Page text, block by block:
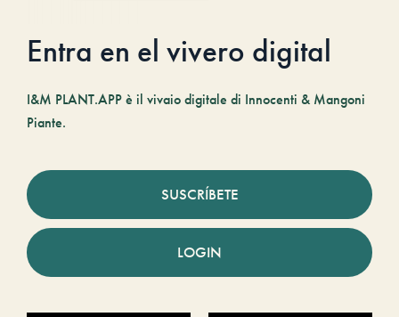
Entra en el vivero digital
I&M PLANT.APP è il vivaio digitale di Innocenti & Mangoni
Piante.
SUSCRÍBETE
LOGIN